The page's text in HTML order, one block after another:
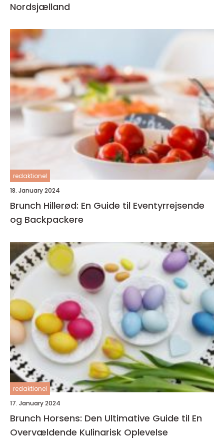
Nordsjælland
redaktionel
18. January 2024
Brunch Hillerød: En Guide til Eventyrrejsende
og Backpackere
redaktionel
17. January 2024
Brunch Horsens: Den Ultimative Guide til En
Overvældende Kulinarisk Oplevelse